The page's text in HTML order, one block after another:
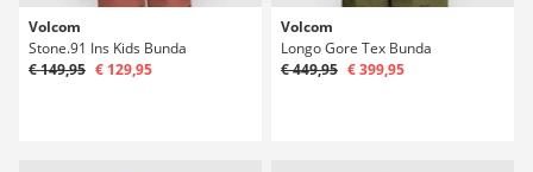
Volcom
Stone.91 Ins Kids Bunda
€ 149,95 € 129,95
Volcom
Longo Gore Tex Bunda
€ 449,95 € 399,95